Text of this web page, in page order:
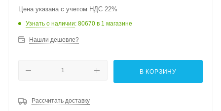
Цена указана с учетом НДС 22%
Узнать о наличии: 80670 в 1 магазине
Нашли дешевле?
В КОРЗИНУ
Рассчитать доставку